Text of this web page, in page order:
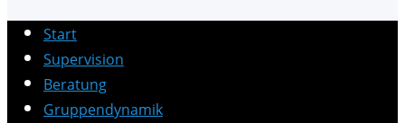
Start
Supervision
Beratung
Gruppendynamik